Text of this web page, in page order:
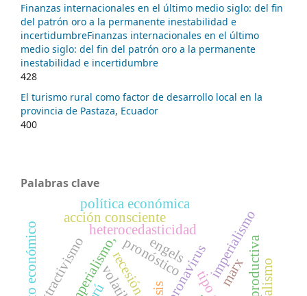
Finanzas internacionales en el último medio siglo: del fin
del patrón oro a la permanente inestabilidad e
incertidumbreFinanzas internacionales en el último
medio siglo: del fin del patrón oro a la permanente
inestabilidad e incertidumbre
428
El turismo rural como factor de desarrollo local en la
provincia de Pastaza, Ecuador
400
Palabras clave
coronavirus
imperialismo,recesión
heterocedasticidad
pronóstico
extractivismo
acción consciente
política económica
imperialismo
marx
engels